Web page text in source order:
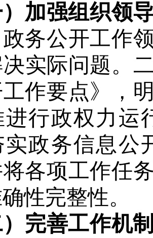
加强组织领
务公开工作
实际问题。
作要点》，
进行政权力运
实政务信息公
各项工作任
性完整性。
完善工作机